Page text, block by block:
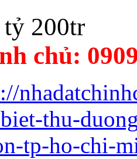
tỷ 200tr
chủ:
thu-
tp-ho-chi-